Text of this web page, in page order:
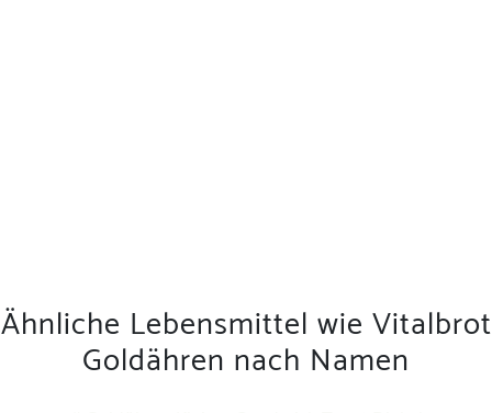
Ähnliche Lebensmittel wie Vitalbrot
Goldähren nach Namen